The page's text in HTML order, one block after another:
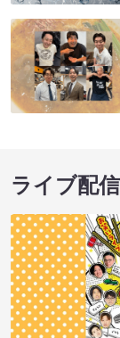
ライブ配